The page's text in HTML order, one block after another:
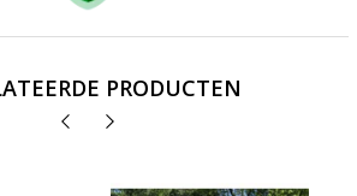
PRODUCTEN